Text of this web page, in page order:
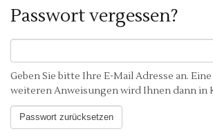
Passwort vergessen?
Geben Sie bitte Ihre E-Mail Adresse an.
weiteren Anweisungen wird Ihnen dann in